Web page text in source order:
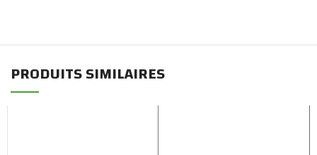
PRODUITS SIMILAIRES